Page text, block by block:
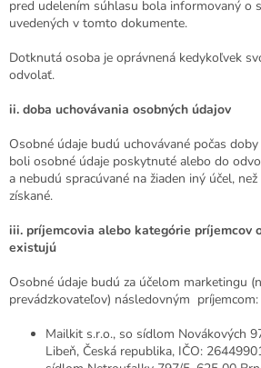
pred udelením súhlasu bola informovaný o
uvedených v tomto dokumente.
Dotknutá osoba je oprávnená kedykoľvek
odvolať.
ii. doba uchovávania osobných údajov
Osobné údaje budú uchovávané počas
boli osobné údaje poskytnuté alebo do
a nebudú spracúvané na žiaden iný účel,
získané.
iii. príjemcovia alebo kategórie príjemcov
existujú
Osobné údaje budú za účelom marketingu
prevádzkovateľov) následovným príjemcom:
Mailkit s.r.o., so sídlom Novákových
Libeň, Česká republika, IČO: